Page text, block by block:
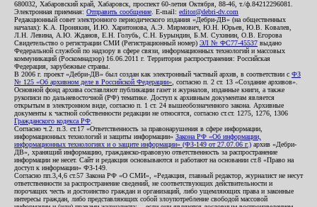
680032, Хабаровский край, Хабаровск, проспект 60-летия Октября, 88-46, т./ф.84212296081.
Электронная приемная: Отправить сообщение . E-mail: editor@debri-dv.com
Редакционный совет электронного периодического издания «Дебри-ДВ» (на общественных
началах): К.А. Пронякин, И.Ю. Харитонова, А.Э. Мирмович, Ю.Н. Юрьев, Ю.В. Ковалев,
Л.Н. Левина, А.Ю. Жданов, Е.Н. Голубь, С.Н. Бурындин, Б.М. Сухинин, О.В. Егорова
Свидетельство о регистрации СМИ (Регистрационный номер) ЭЛ № ФС77-45537 выдано
Федеральной службой по надзору в сфере связи, информационных технологий и массовых
коммуникаций (Роскомнадзор) 16.06.2011 г. Территория распространения: Российская
Федерация, зарубежные страны.
В 2006 г. проект «Дебри-ДВ» был создан как электронный частный архив, в соответствии с ФЗ
№ 125 «Об архивном деле в Российской Федерации» , согласно п. 2 ст. 13 «Создание архивов».
Основной фонд архива составляют публикации газет и журналов, изданные книги, а также
рукописи по дальневосточной (РФ) тематике. Доступ к архивным документам является
открытым в электронном виде, согласно п. 1 ст. 24 вышеобозначенного закона. Архивные
документы к частной собственности редакции не относятся, согласно ст.ст. 1275, 1276, 1306
Гражданского кодекса РФ
Согласно ч.2. п.3. ст.17 «Ответственность за правонарушения в сфере информации,
информационных технологий и защиты информации» Закона РФ «Об информации,
информационных технологиях и о защите информации» (ФЗ-149 от 27.07.06 г.) архив «Дебри-
ДВ», хранящий информацию, гражданско-правовую ответственность за распространение
информации не несет. Сайт и редакция основываются и работают на основании ст.8 «Право на
доступ к информации» ФЗ-149.
Согласно пп.3,4,6 ст.57 Закона РФ «О СМИ», «Редакция, главный редактор, журналист не несут
ответственности за распространение сведений, не соответствующих действительности и
порочащих честь и достоинство граждан и организаций, либо ущемляющих права и законные
интересы граждан, либо представляющих собой злоупотребление свободой массовой